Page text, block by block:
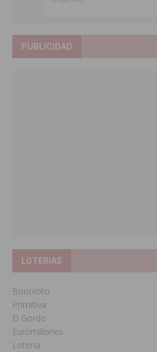
PUBLICIDAD
LOTERIAS
Bonoloto
Primitiva
El Gordo
Euromillones
Loteria